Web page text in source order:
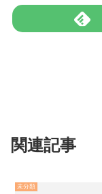
関連記事
未分類